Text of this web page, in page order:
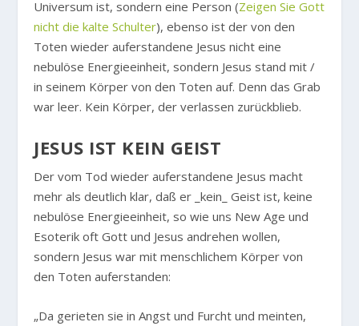
Universum ist, sondern eine Person (Zeigen Sie Gott
nicht die kalte Schulter), ebenso ist der von den
Toten wieder auferstandene Jesus nicht eine
nebulöse Energieeinheit, sondern Jesus stand mit /
in seinem Körper von den Toten auf. Denn das Grab
war leer. Kein Körper, der verlassen zurückblieb.
JESUS IST KEIN GEIST
Der vom Tod wieder auferstandene Jesus macht
mehr als deutlich klar, daß er _kein_ Geist ist, keine
nebulöse Energieeinheit, so wie uns New Age und
Esoterik oft Gott und Jesus andrehen wollen,
sondern Jesus war mit menschlichem Körper von
den Toten auferstanden:
„Da gerieten sie in Angst und Furcht und meinten,